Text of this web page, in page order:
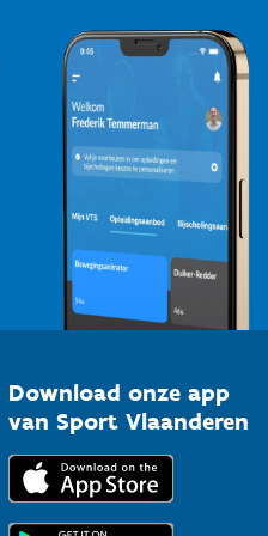
Download onze app
van Sport Vlaanderen